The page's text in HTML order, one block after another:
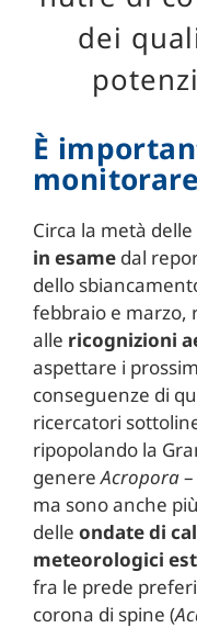
dei
È
Circa la metà delle
in esamedal
dello
febbraio e marzo,
alle ricognizioni
aspettare i
conseguenze di
ricercatori
ripopolando la
genereAcropora–
ma sono anche
delle ondate di
meteorologici
fra le prede
corona di spine (